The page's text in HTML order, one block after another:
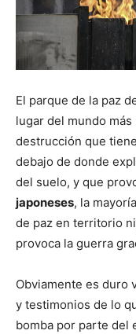
El parque de la paz
lugar del mundo
destrucción que
debajo de donde
del suelo, y que
japoneses, la
de paz en territorio
provoca la guerra
Obviamente es duro
y testimonios de lo
bomba por parte del